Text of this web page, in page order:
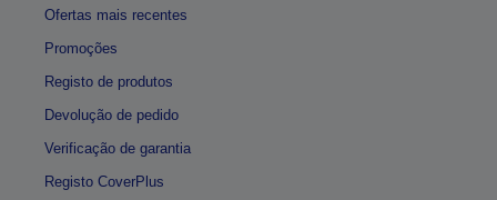
Ofertas mais recentes
Promoções
Registo de produtos
Devolução de pedido
Verificação de garantia
Registo CoverPlus